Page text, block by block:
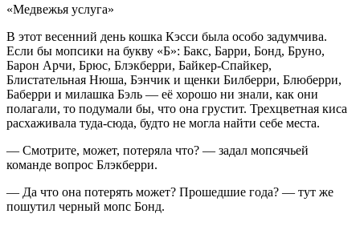
«Медвежья услуга»
В этот весенний день кошка Кэсси была особо задумчива.
Если бы мопсики на букву «Б»: Бакс, Барри, Бонд, Бруно,
Барон Арчи, Брюс, Блэкберри, Байкер-Спайкер,
Блистательная Нюша, Бэнчик и щенки Билберри, Блюберри,
Баберри и милашка Бэль — её хорошо ни знали, как они
полагали, то подумали бы, что она грустит. Трехцветная киса
расхаживала туда-сюда, будто не могла найти себе места.
— Смотрите, может, потеряла что? — задал мопсячьей
команде вопрос Блэкберри.
— Да что она потерять может? Прошедшие года? — тут же
пошутил черный мопс Бонд.